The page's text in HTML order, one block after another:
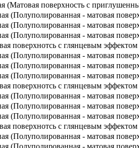
(Матовая поверхность с
(Полуполированная - матовая
(Полуполированная - матовая
(Полуполированная - матовая
поверхнотсь с глянцевым эффектом
(Полуполированная - матовая
(Полуполированная - матовая
(Полуполированная - матовая
поверхнотсь с глянцевым эффектом
(Полуполированная - матовая
(Полуполированная - матовая
(Полуполированная - матовая
поверхнотсь с глянцевым эффектом
(Полуполированная - матовая